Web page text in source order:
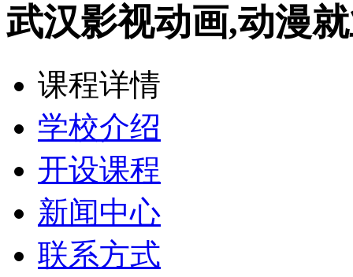
武汉影视动画,动漫
课程详情
学校介绍
开设课程
新闻中心
联系方式